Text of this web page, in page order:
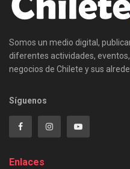
Somos un medio digital,
diferentes actividades,
negocios de Chilete y sus
Síguenos
Enlaces